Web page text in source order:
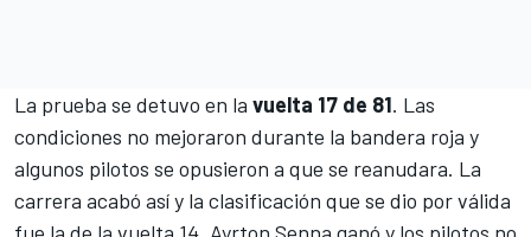
La prueba se detuvo en la vuelta 17 de 81. Las
condiciones no mejoraron durante la bandera roja y
algunos pilotos se opusieron a que se reanudara. La
carrera acabó así y la clasificación que se dio por válida